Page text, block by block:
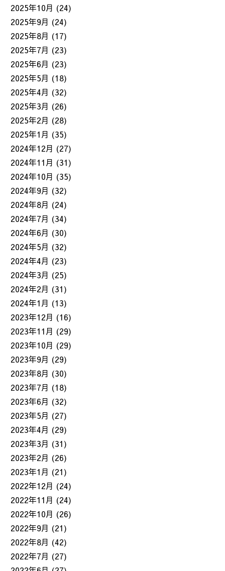
2025年10月 (24)
2025年9月 (24)
2025年8月 (17)
2025年7月 (23)
2025年6月 (23)
2025年5月 (18)
2025年4月 (32)
2025年3月 (26)
2025年2月 (28)
2025年1月 (35)
2024年12月 (27)
2024年11月 (31)
2024年10月 (35)
2024年9月 (32)
2024年8月 (24)
2024年7月 (34)
2024年6月 (30)
2024年5月 (32)
2024年4月 (23)
2024年3月 (25)
2024年2月 (31)
2024年1月 (13)
2023年12月 (16)
2023年11月 (29)
2023年10月 (29)
2023年9月 (29)
2023年8月 (30)
2023年7月 (18)
2023年6月 (32)
2023年5月 (27)
2023年4月 (29)
2023年3月 (31)
2023年2月 (26)
2023年1月 (21)
2022年12月 (24)
2022年11月 (24)
2022年10月 (26)
2022年9月 (21)
2022年8月 (42)
2022年7月 (27)